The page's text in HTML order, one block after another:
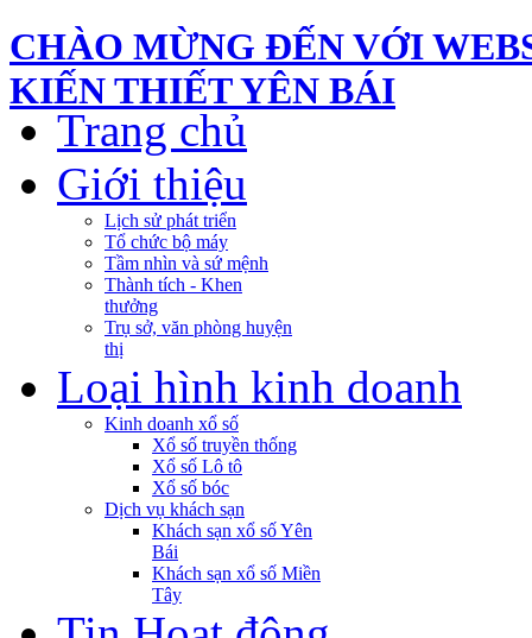
CHÀO MỪNG ĐẾN VỚI
KIẾN THIẾT YÊN BÁI
Trang chủ
Giới thiệu
Lịch sử phát triển
Tổ chức bộ máy
Tầm nhìn và sứ mệnh
Thành tích - Khen
thưởng
Trụ sở, văn phòng huyện
thị
Loại hình kinh doanh
Kinh doanh xổ số
Xổ số truyền thống
Xổ số Lô tô
Xổ số bóc
Dịch vụ khách sạn
Khách sạn xổ số Yên
Bái
Khách sạn xổ số Miền
Tây